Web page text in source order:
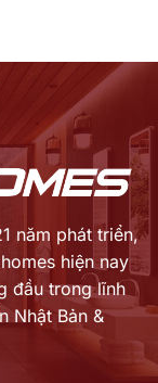
năm phát triển,
hiện nay
đầu trong lĩnh
Nhật Bản &